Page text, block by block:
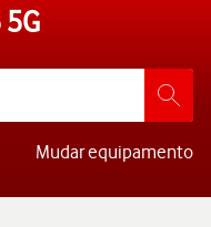
Mudar equipamento